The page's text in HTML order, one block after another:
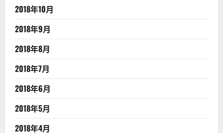
2018年10月
2018年9月
2018年8月
2018年7月
2018年6月
2018年5月
2018年4月